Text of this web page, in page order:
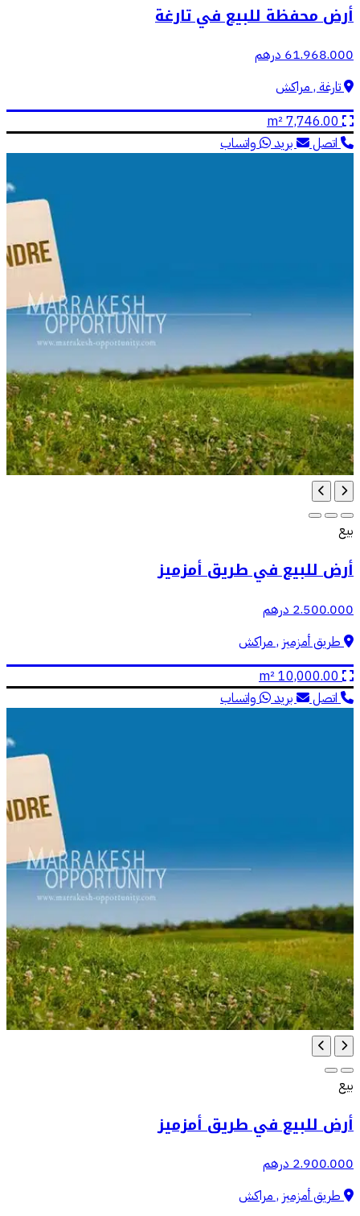
أرض محفظة للبيع في تارغة
61.968.000 درهم
تارغة , مراكش
7,746.00 m²
اتصل
بريد واتساب
بيع
أرض للبيع في طريق أمزميز
2.500.000 درهم
طريق أمزميز , مراكش
10,000.00 m²
اتصل
بريد واتساب
بيع
أرض للبيع في طريق أمزميز
2.900.000 درهم
طريق أمزميز , مراكش